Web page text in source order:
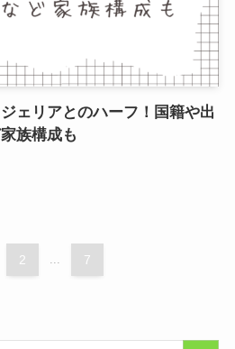
ェリアとのハーフ！国籍や出
族構成も
2 ... 7